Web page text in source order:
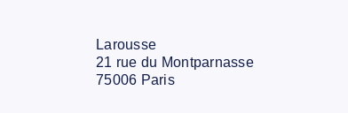
Larousse
21 rue du Montparnasse
75006 Paris